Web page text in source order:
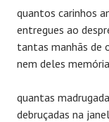
quantos carinhos
entregues ao
tantas manhãs de
nem deles
quantas
debruçadas na